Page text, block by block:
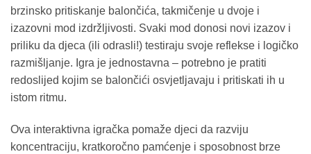
brzinsko pritiskanje balončića, takmičenje u dvoje i
izazovni mod izdržljivosti. Svaki mod donosi novi izazov i
priliku da djeca (ili odrasli!) testiraju svoje reflekse i logičko
razmišljanje. Igra je jednostavna – potrebno je pratiti
redoslijed kojim se balončići osvjetljavaju i pritiskati ih u
istom ritmu.
Ova interaktivna igračka pomaže djeci da razviju
koncentraciju, kratkoročno pamćenje i sposobnost brze